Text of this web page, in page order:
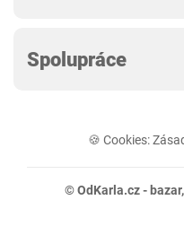
Spolupráce
🍪 Cookies:
© OdKarla.cz - bazar